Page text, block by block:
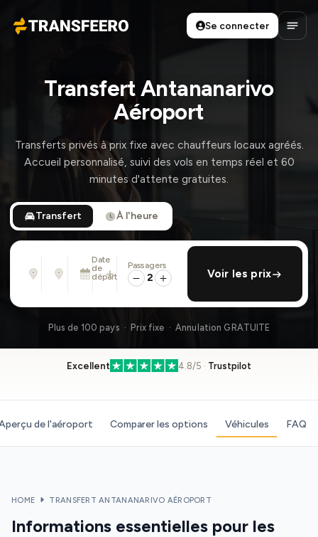
Transfeero
Se connecter
Transfert Antananarivo
Aéroport
Transferts privés à prix fixe avec chauffeurs locaux agréés.
Accueil personnalisé, suivi des vols en temps réel et 60
minutes d'attente gratuites.
Transfert À l'heure
Adresse, aéroport, hôtel, ...
Adresse, aéroport, hôtel, ...
Date
de
départ
Lun. 10 Août · 01:45 PM
ajouter retour
Passagers
2 Voir les prix
Plus de 100 pays · Prix fixe · Annulation GRATUITE
Excellent 4.8/5 · Trustpilot
de l'aéroport Comparer les options Véhicules FAQ
HOME TRANSFERT ANTANANARIVO AÉROPORT
Informations essentielles pour les